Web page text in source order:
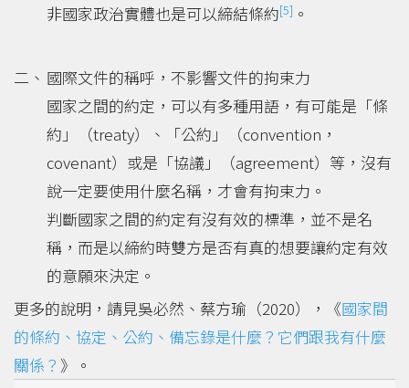
非國家政治實體也是可以締結條約[5] 。
國際文件的稱呼，不影響文件的拘束力
國家之間的約定，可以有多種用語，有可能是「條
約」（treaty）、「公約」（convention，
covenant）或是「協議」（agreement）等，沒有
說一定要使用什麼名稱，才會有拘束力。
判斷國家之間的約定有沒有效的標準，並不是名
稱，而是以締約時雙方是否有真的想要讓約定有效
的意願來決定。
更多的說明，請見吳必然、蔡方瑜（2020），《國家間
的條約、協定、公約、備忘錄是什麼？它們跟我有什麼
關係？ 》。